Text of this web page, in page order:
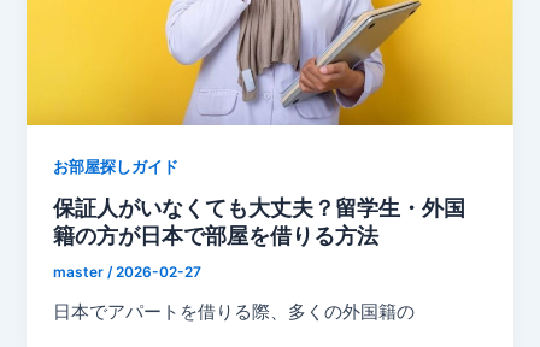
お部屋探しガイド
保証人がいなくても大丈夫？留学生・外国
籍の方が日本で部屋を借りる方法
master/2026-02-27
日本でアパートを借りる際、多くの外国籍の